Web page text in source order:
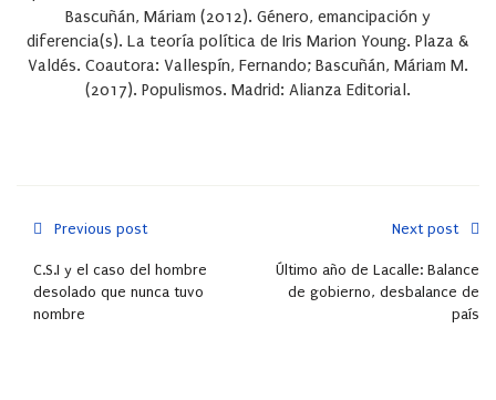
Bascuñán, Máriam (2012). Género, emancipación y
diferencia(s). La teoría política de Iris Marion Young. Plaza &
Valdés. Coautora: Vallespín, Fernando; Bascuñán, Máriam M.
(2017). Populismos. Madrid: Alianza Editorial.
Previous post
C.S.I y el caso del hombre
desolado que nunca tuvo
nombre
Next post
Último año de Lacalle: Balance
de gobierno, desbalance de
país